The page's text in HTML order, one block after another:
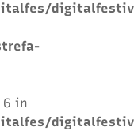
6 in